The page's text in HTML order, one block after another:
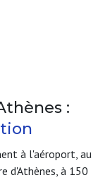
:
à l'aéroport, au
d'Athènes, à 150